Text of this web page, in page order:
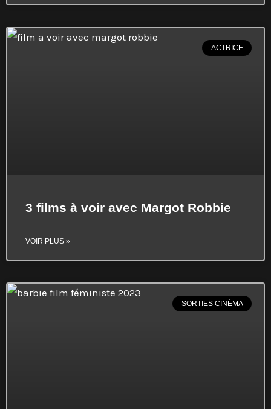
ACTRICE
3 films à voir avec Margot Robbie
VOIR PLUS »
SORTIES CINÉMA